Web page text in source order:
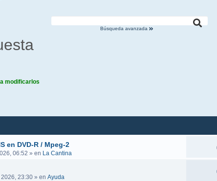
Búsqueda avanzada
modificarlos
en DVD-R / Mpeg-2
06:52 » en La Cantina
23:30» en Ayuda